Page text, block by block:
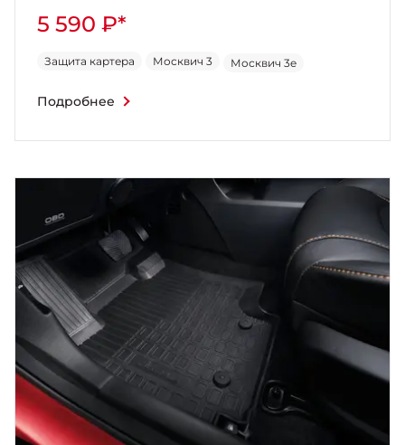
5 590 ₽*
Защита картера Москвич 3 Москвич 3e
Подробнее